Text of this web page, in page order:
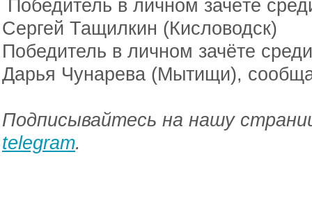
Победитель в личном зачёте
Сергей Тащилкин (Кисловодск)
Победитель в личном зачёте
Дарья Чунарева (Мытищи),
Подписывайтесь на нашу
telegram.